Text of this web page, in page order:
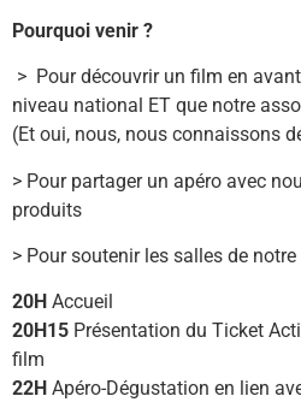
Pourquoi venir ?
> Pour découvrir un film en
niveau national ET que notre
(Et oui, nous, nous connaissons
> Pour partager un apéro avec
produits
> Pour soutenir les salles de notre
20H Accueil
20H15 Présentation du Ticket
film
22H Apéro-Dégustation en lien